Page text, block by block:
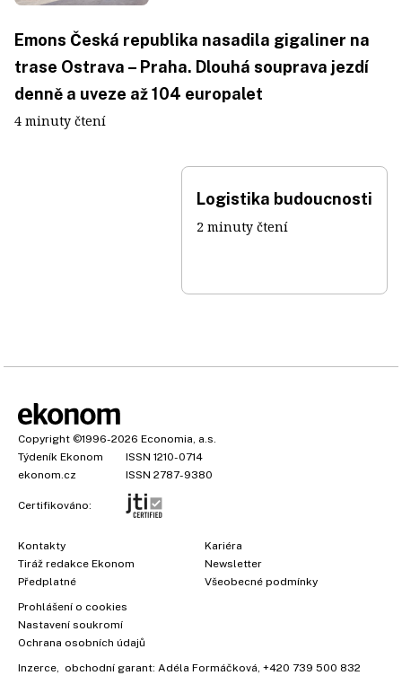
Emons Česká republika nasadila gigaliner na
trase Ostrava – Praha. Dlouhá souprava jezdí
denně a uveze až 104 europalet
4 minuty čtení
Logistika budoucnosti
2 minuty čtení
Copyright ©1996-2026 Economia, a.s.
Týdeník Ekonom
ISSN 1210-0714
ekonom.cz
ISSN 2787-9380
Certifikováno:
Kontakty
Tiráž redakce Ekonom
Předplatné
Kariéra
Newsletter
Všeobecné podmínky
Prohlášení o cookies
Nastavení soukromí
Ochrana osobních údajů
Inzerce, obchodní garant: Adéla Formáčková, +420 739 500 832